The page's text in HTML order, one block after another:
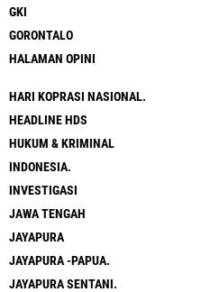
GKI
GORONTALO
HALAMAN OPINI
HARI KOPRASI NASIONAL.
HEADLINE HDS
HUKUM & KRIMINAL
INDONESIA.
INVESTIGASI
JAWA TENGAH
JAYAPURA
JAYAPURA -PAPUA.
JAYAPURA SENTANI.